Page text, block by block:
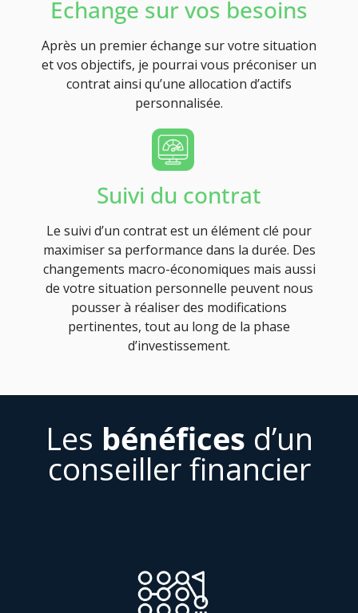
Echange sur vos besoins
Après un premier échange sur votre situation
et vos objectifs, je pourrai vous préconiser un
contrat ainsi qu’une allocation d’actifs
personnalisée.
Suivi du contrat
Le suivi d’un contrat est un élément clé pour
maximiser sa performance dans la durée. Des
changements macro-économiques mais aussi
de votre situation personnelle peuvent nous
pousser à réaliser des modifications
pertinentes, tout au long de la phase
d’investissement.
Les bénéfices d’un
conseiller financier